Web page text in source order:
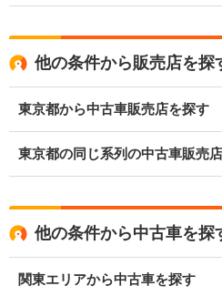
他の条件から販売店を探
東京都から中古車販売店を探す
東京都の同じ系列の中古車販売
他の条件から中古車を探
関東エリアから中古車を探す